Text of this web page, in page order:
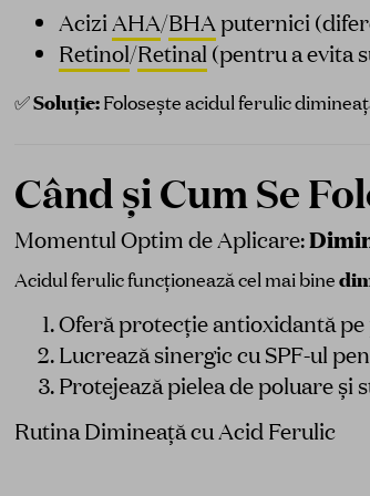
AciziAHA/BHAputernici
Retinol/Retinal(pentru a evita
✅Soluție:Folosește acidul ferulic
Când și Cum Se
Momentul Optim de Aplicare:
Acidul ferulic funcționează cel mai bine
Oferă protecție antioxidantă
Lucrează sinergic cu SPF-ul
Protejează pielea de poluare și
Rutina Dimineață cu Acid Ferulic